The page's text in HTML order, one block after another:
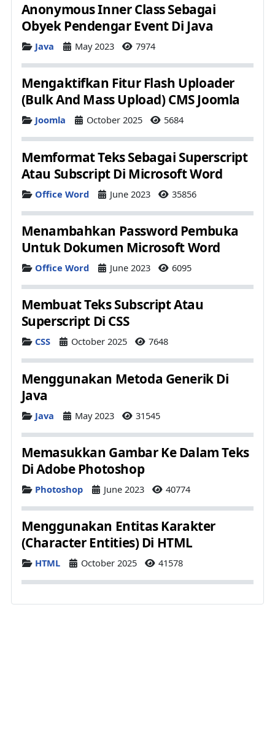
Anonymous Inner Class Sebagai
Obyek Pendengar Event Di Java
Details
Java May 2023 7974
Mengaktifkan Fitur Flash Uploader
(Bulk And Mass Upload) CMS Joomla
DetailsJoomla October 2025 5684
Memformat Teks Sebagai Superscript
Atau Subscript Di Microsoft Word
Details
Office Word June 2023 35856
Menambahkan Password Pembuka
Untuk Dokumen Microsoft Word
Details
Office Word June 2023 6095
Membuat Teks Subscript Atau
Superscript Di CSS
Details
CSS October 2025 7648
Menggunakan Metoda Generik Di
Java
Details
Java May 2023 31545
Memasukkan Gambar Ke Dalam Teks
Di Adobe Photoshop
DetailsPhotoshop June 2023 40774
Menggunakan Entitas Karakter
(Character Entities) Di HTML
Details
HTML October 2025 41578